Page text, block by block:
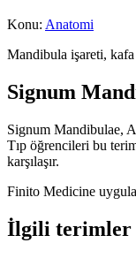
Konu: Anatomi
Mandibula işareti,
Signum
Signum Mandibulae,
Tıp öğrencileri bu
karşılaşır.
Finito Medicine
İlgili terimler